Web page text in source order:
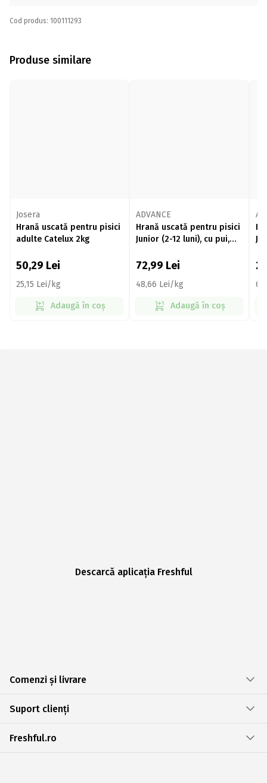
Cod produs: 100111293
Produse similare
Josera
Hrană uscată pentru pisici
adulte Catelux 2kg
50,29 Lei
25,15 Lei/kg
Adaugă în coș
ADVANCE
Hrană uscată pentru pisici
Junior (2-12 luni), cu pui,
72,99 Lei
48,66 Lei/kg
Adaugă în coș
Descarcă aplicația Freshful
Comenzi și livrare
Suport clienți
Freshful.ro